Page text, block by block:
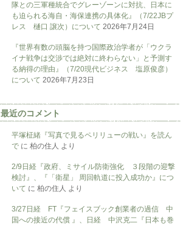
隊との三軍種統合でグレーゾーンに対抗、日本に
も迫られる海自・海保連携の具体化』（7/22JBプ
レス 樋口 譲次）について 2026年7月24日
『世界有数の頭脳を持つ国際政治学者が「ウクラ
イナ戦争は交渉では絶対に終わらない」と予測す
る納得の理由』（7/20現代ビジネス 塩原俊彦）
について 2026年7月23日
最近のコメント
平塚柾緒『写真で見るペリリューの戦い』を読ん
で に 柏の住人 より
2/9日経『政府、ミサイル防衛強化 ３段階の迎撃
検討』、『「衛星」 周回軌道に投入成功か』につ
いて に 柏の住人 より
3/27日経 FT『フェイスブック創業者の過信 中
国への接近の代償 』、日経 中沢克二『日本も巻